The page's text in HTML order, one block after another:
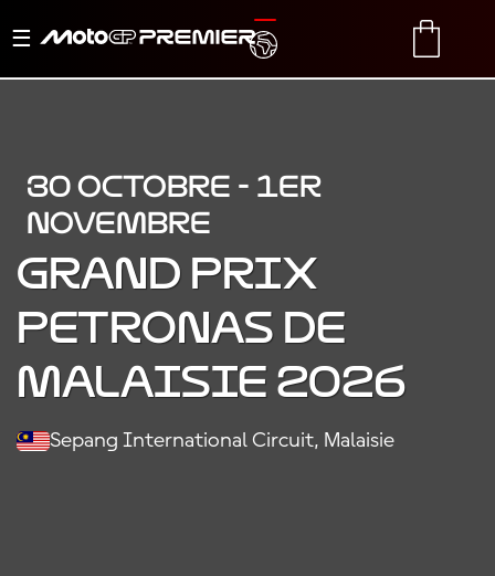
Basculer
navigation
TRANSLATE
30 OCTOBRE - 1ER
NOVEMBRE
GRAND PRIX
PETRONAS DE
MALAISIE 2026
Sepang International Circuit, Malaisie